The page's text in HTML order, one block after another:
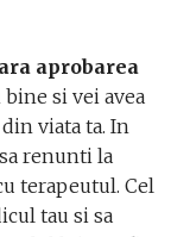
aprobarea
si vei avea
viata ta. In
renunti la
terapeutul. Cel
tau si sa